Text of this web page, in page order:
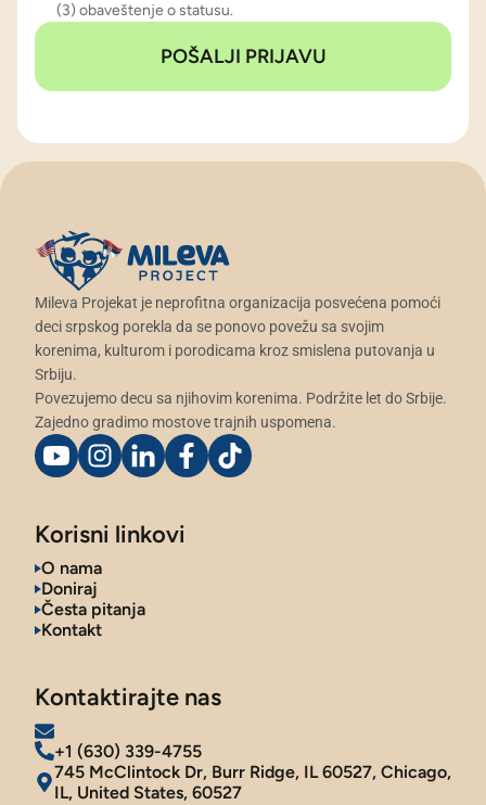
(3) obaveštenje o statusu.
POŠALJI PRIJAVU
Mileva Projekat je neprofitna organizacija posvećena pomoći
deci srpskog porekla da se ponovo povežu sa svojim
korenima, kulturom i porodicama kroz smislena putovanja u
Srbiju.
Povezujemo decu sa njihovim korenima. Podržite let do Srbije.
Zajedno gradimo mostove trajnih uspomena.
Korisni linkovi
O nama
Doniraj
Česta pitanja
Kontakt
Kontaktirajte nas
+1 (630) 339-4755
745 McClintock Dr, Burr Ridge, IL 60527, Chicago,
IL, United States, 60527